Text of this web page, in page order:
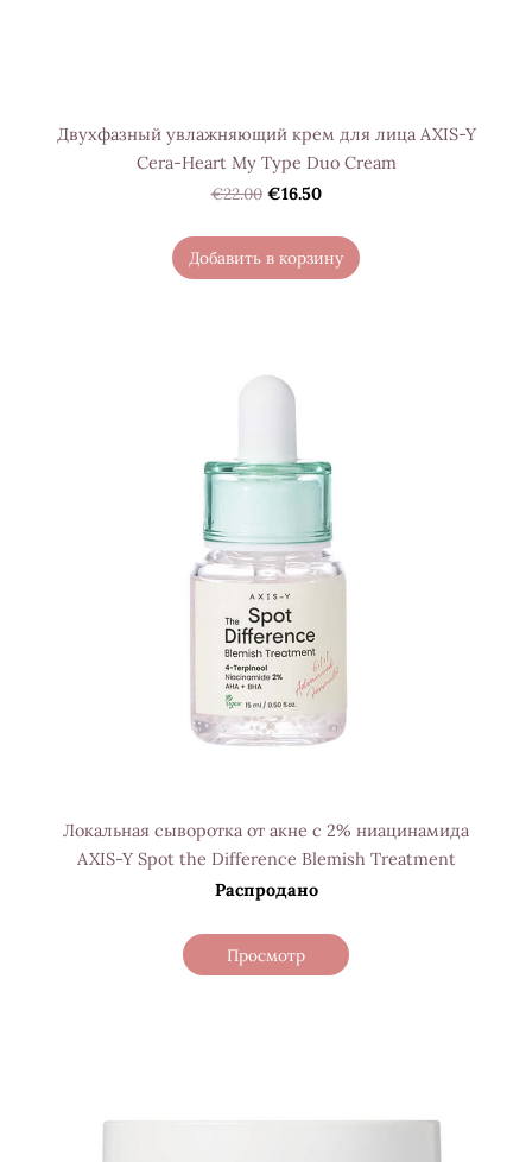
Двухфазный увлажняющий крем для лица AXIS-Y
Cera-Heart My Type Duo Cream
€22.00 €16.50
Добавить в корзину
Локальная сыворотка от акне с 2% ниацинамида
AXIS-Y Spot the Difference Blemish Treatment
Распродано
Просмотр